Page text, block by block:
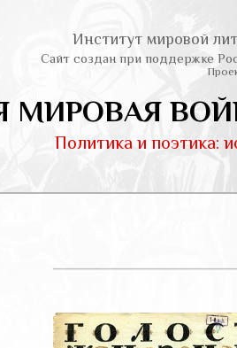
Институт мировой
Сайт создан при поддержке
МИРОВАЯ
Политика и поэтика: